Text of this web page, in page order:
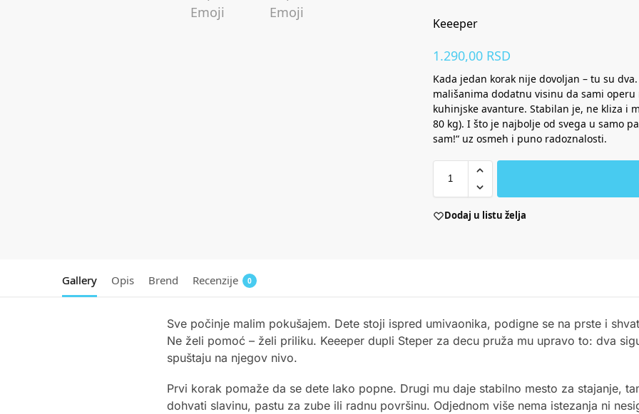
Keeeper
1.290,00 RSD
Kada jedan korak nije dovoljan – tu su
mališanima dodatnu visinu da sami
kuhinjske avanture. Stabilan je, ne kliza i
80 kg). I što je najbolje od svega u samo
sam!“ uz osmeh i puno radoznalosti.
Dodaj u listu želja
Gallery Opis Brend Recenzije 0
Sve počinje malim pokušajem. Dete stoji ispred umivaonika, podigne se na prste i
Ne želi pomoć – želi priliku. Keeeper dupli Steper za decu pruža mu upravo to: dva
spuštaju na njegov nivo.
Prvi korak pomaže da se dete lako popne. Drugi mu daje stabilno mesto za stajanje,
dohvati slavinu, pastu za zube ili radnu površinu. Odjednom više nema istezanja ni